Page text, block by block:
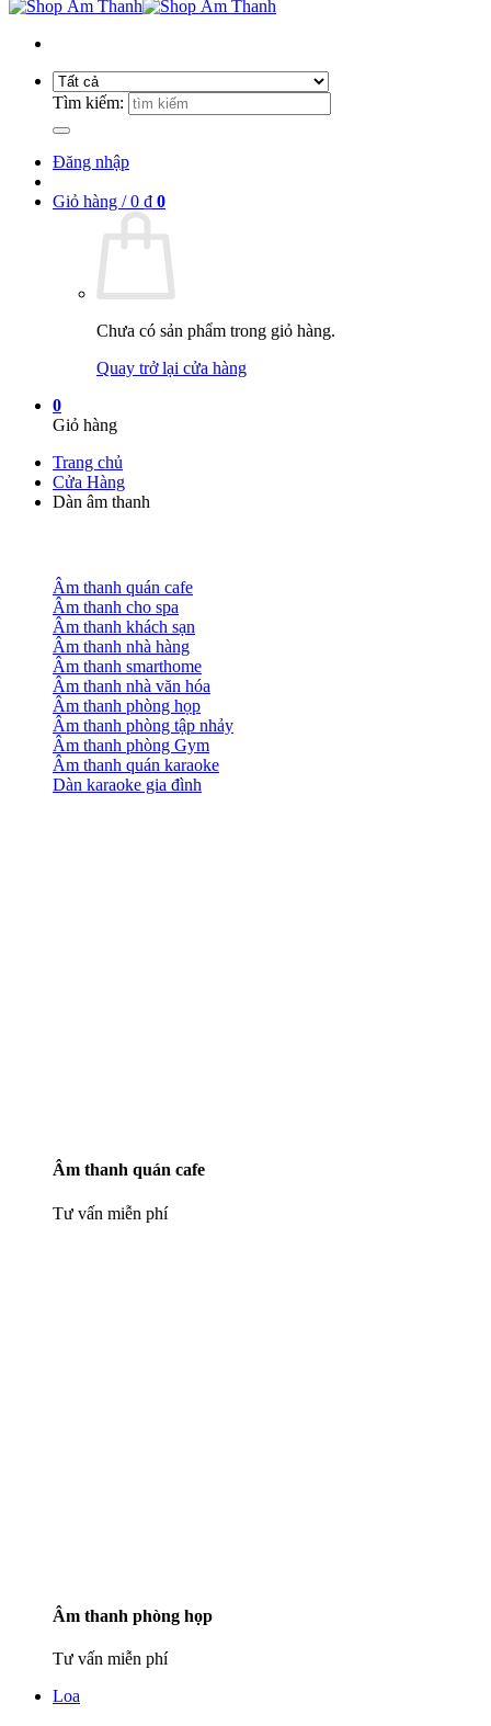
Tìm kiếm:
Đăng nhập
Giỏ hàng /0 ₫ 0
Chưa có sản phẩm trong giỏ hàng.
Quay trở lại cửa hàng
0
Giỏ hàng
Trang chủ
Cửa Hàng
Dàn âm thanh
Âm thanh quán cafe
Âm thanh cho spa
Âm thanh khách sạn
Âm thanh nhà hàng
Âm thanh smarthome
Âm thanh nhà văn hóa
Âm thanh phòng họp
Âm thanh phòng tập nhảy
Âm thanh phòng Gym
Âm thanh quán karaoke
Dàn karaoke gia đình
Âm thanh quán cafe
Tư vấn miễn phí
Âm thanh phòng họp
Tư vấn miễn phí
Loa